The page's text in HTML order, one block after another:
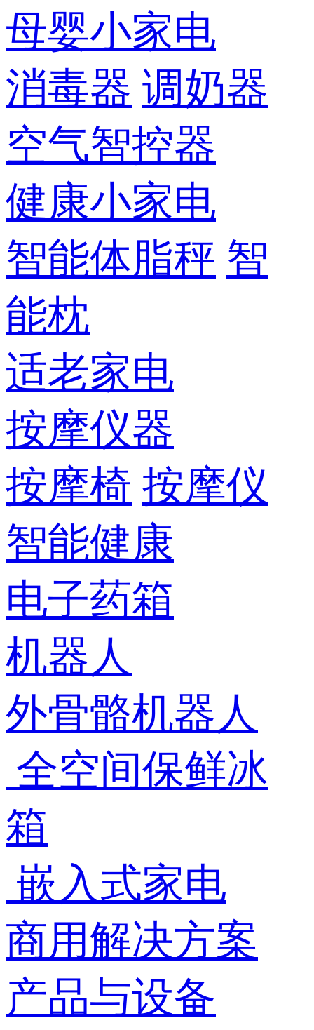
母婴小家电
消毒器 调奶器
空气智控器
健康小家电
智能体脂秤 智
能枕
适老家电
按摩仪器
按摩椅 按摩仪
智能健康
电子药箱
机器人
外骨骼机器人
全空间保鲜冰
箱
嵌入式家电
商用解决方案
产品与设备